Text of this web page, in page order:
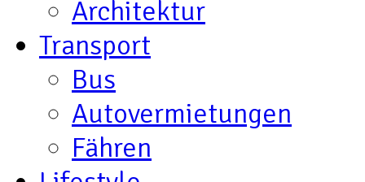
Architektur
Transport
Bus
Autovermietungen
Fähren